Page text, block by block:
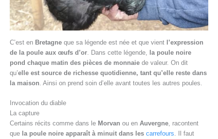
C’est en Bretagne que sa légende est née et que vient l’expression
de la poule aux œufs d’or . Dans cette légende, la poule noire
pond chaque matin des pièces de monnaie de valeur. On dit
qu’elle est source de richesse quotidienne, tant qu’elle reste dans
la maison . Ainsi on prend soin d’elle avant toutes les autres poules.
Invocation du diable
La capture
Certains récits comme dans le Morvan ou en Auvergne , racontent
que la poule noire apparaît à minuit dans les carrefours . Il faut